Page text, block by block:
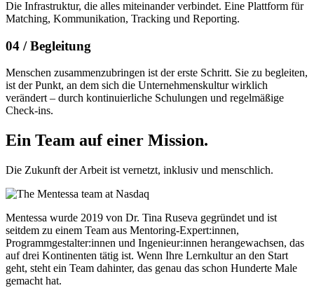
Die Infrastruktur, die alles miteinander verbindet. Eine Plattform für
Matching, Kommunikation, Tracking und Reporting.
04 /Begleitung
Menschen zusammenzubringen ist der erste Schritt. Sie zu begleiten,
ist der Punkt, an dem sich die Unternehmenskultur wirklich
verändert – durch kontinuierliche Schulungen und regelmäßige
Check-ins.
Ein Team auf einer Mission.
Die Zukunft der Arbeit ist vernetzt, inklusiv und menschlich.
Mentessa wurde 2019 von Dr. Tina Ruseva gegründet und ist
seitdem zu einem Team aus Mentoring-Expert:innen,
Programmgestalter:innen und Ingenieur:innen herangewachsen, das
auf drei Kontinenten tätig ist. Wenn Ihre Lernkultur an den Start
geht, steht ein Team dahinter, das genau das schon Hunderte Male
gemacht hat.